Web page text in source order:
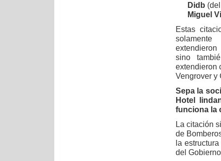
Didb
Miguel
Estas
solamente
sino
extendieron
Vengrover y
Sepa la
Hotel
funciona la
La citación
de
la
del